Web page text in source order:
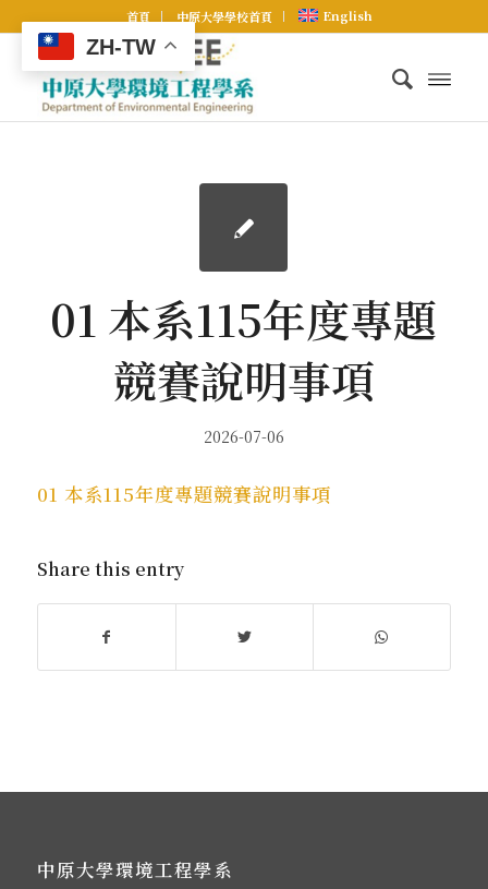
首頁 中原大學學校首頁 English
01 本系115年度專題
競賽說明事項
2026-07-06
01 本系115年度專題競賽說明事項
Share this entry
中原大學環境工程學系
ZH-TW